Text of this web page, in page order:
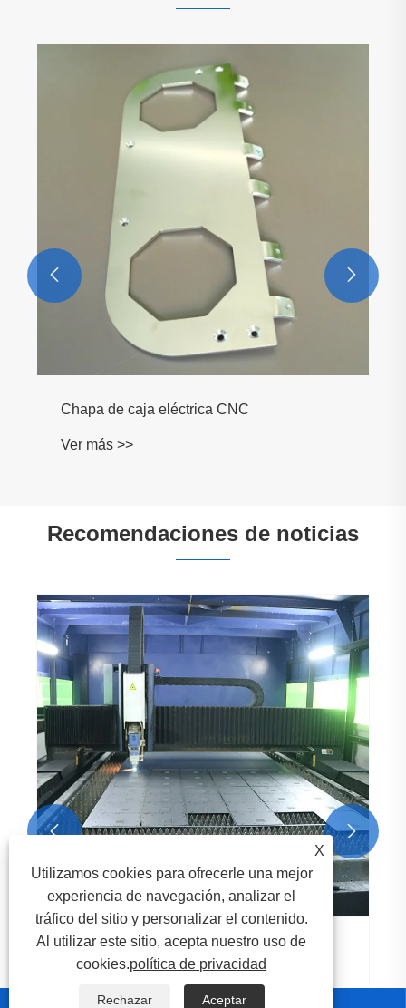
Fabricación de chapa de chasis de control
Ver más >>
 
Recomendaciones de noticias
¿Cómo resuelve la fabricación de chapa
metálica los desafíos de fabricación?
Ver más >>
 
X
Utilizamos cookies para ofrecerle una mejor
experiencia de navegación, analizar el
tráfico del sitio y personalizar el contenido.
Al utilizar este sitio, acepta nuestro uso de
cookies.política de privacidad
Rechazar Aceptar